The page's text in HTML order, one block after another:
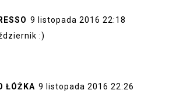
9 listopada 2016 22:18
:)
ŁÓŻKA 9 listopada 2016 22:26